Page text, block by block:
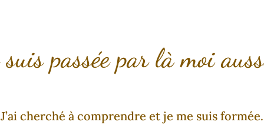
suis passée par là moi
J’ai cherché à comprendre et je me suis formée.